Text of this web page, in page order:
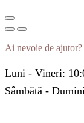
Ai nevoie de ajutor?
Luni - Vineri:
Sâmbătă -